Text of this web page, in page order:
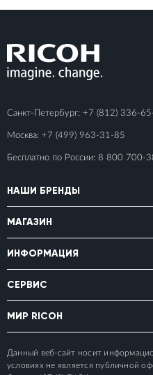
Санкт-Петербург: +7 (812) 336-
Москва: +7 (499) 963-31-85
Бесплатно по России: 8 800 700-
НАШИ БРЕНДЫ
МАГАЗИН
ИНФОРМАЦИЯ
СЕРВИС
МИР RICOH
Данный веб-сайт носит
условиях не является публичной